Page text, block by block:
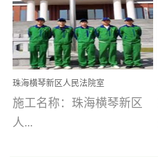
【东莞美豪雅致酒店】室
内空气治理项目东莞美豪
雅致酒店 东莞美豪雅
致酒店是为中高端人士...
珠海横琴新区人民法院室
内除甲醛空气治理项目
施工名称：珠海横琴新区
人...